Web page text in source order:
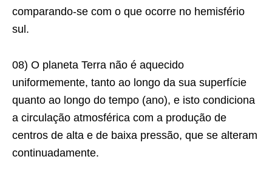
comparando-se com o que ocorre no hemisfério
sul.
08) O planeta Terra não é aquecido
uniformemente, tanto ao longo da sua superfície
quanto ao longo do tempo (ano), e isto condiciona
a circulação atmosférica com a produção de
centros de alta e de baixa pressão, que se alteram
continuadamente.